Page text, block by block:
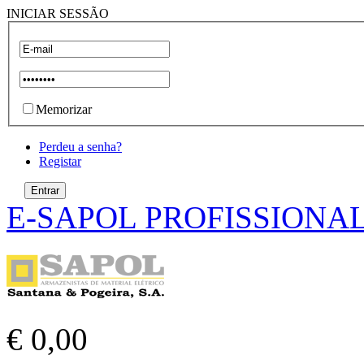
INICIAR SESSÃO
Memorizar
Perdeu a senha?
Registar
E-SAPOL
€ 0,00